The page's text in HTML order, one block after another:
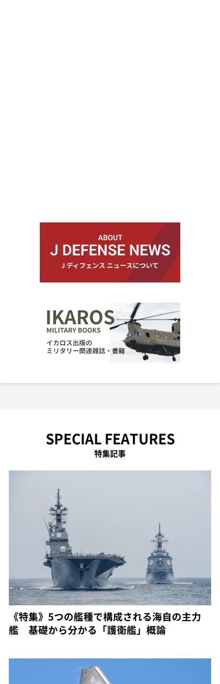
SPECIAL FEATURES
特集記事
《特集》5つの艦種で構成される海自の主力
艦 基礎から分かる「護衛艦」概論